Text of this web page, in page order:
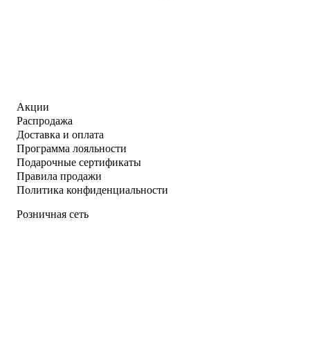
Акции
Распродажа
Доставка и оплата
Программа лояльности
Подарочные сертификаты
Правила продажи
Политика конфиденциальности
Розничная сеть